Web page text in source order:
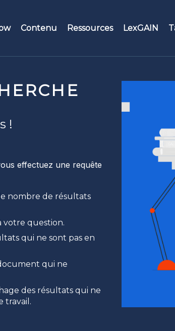
de recherche
Factory
instantanée
d’aide
Dirigeant
Contenu Ressources LexGAIN
!
effectuez une requête
nombre de résultats
votre question.
qui ne sont pas en
qui ne
des résultats qui ne
travail.